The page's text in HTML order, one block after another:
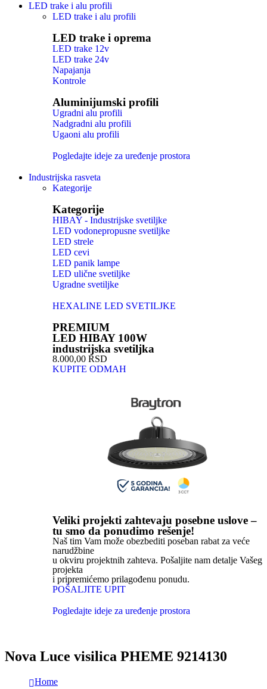
LED trake i alu profili
LED trake i alu profili
LED trake i oprema
LED trake 12v
LED trake 24v
Napajanja
Kontrole
Aluminijumski profili
Ugradni alu profili
Nadgradni alu profili
Ugaoni alu profili
Pogledajte ideje za uređenje prostora
Industrijska rasveta
Kategorije
Kategorije
HIBAY - Industrijske svetiljke
LED vodonepropusne svetiljke
LED strele
LED cevi
LED panik lampe
LED ulične svetiljke
Ugradne svetiljke
HEXALINE LED SVETILJKE
PREMIUM
LED HIBAY 100W
industrijska svetiljka
8.000,00 RSD
KUPITE ODMAH
Veliki projekti zahtevaju posebne uslove –
tu smo da ponudimo rešenje!
Naš tim Vam može obezbediti poseban rabat za veće
narudžbine
u okviru projektnih zahteva. Pošaljite nam detalje Vašeg
projekta
i pripremićemo prilagođenu ponudu.
POŠALJITE UPIT
Pogledajte ideje za uređenje prostora
Nova Luce visilica PHEME 9214130
Home